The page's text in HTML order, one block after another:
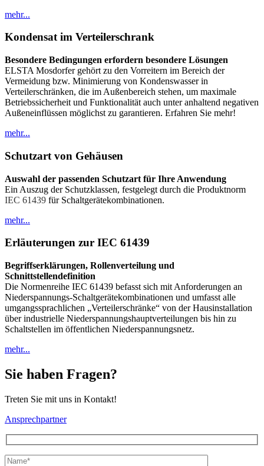
mehr...
Kondensat im Verteilerschrank
Besondere Bedingungen erfordern besondere Lösungen
ELSTA Mosdorfer gehört zu den Vorreitern im Bereich der
Vermeidung bzw. Minimierung von Kondenswasser in
Verteilerschränken, die im Außenbereich stehen, um maximale
Betriebssicherheit und Funktionalität auch unter anhaltend negativen
Außeneinflüssen möglichst zu garantieren. Erfahren Sie mehr!
mehr...
Schutzart von Gehäusen
Auswahl der passenden Schutzart für Ihre Anwendung
Ein Auszug der Schutzklassen, festgelegt durch die Produktnorm
IEC 61439 für Schaltgerätekombinationen.
mehr...
Erläuterungen zur IEC 61439
Begriffserklärungen, Rollenverteilung und
Schnittstellendefinition
Die Normenreihe IEC 61439 befasst sich mit Anforderungen an
Niederspannungs-Schaltgerätekombinationen und umfasst alle
umgangssprachlichen „Verteilerschränke“ von der Hausinstallation
über industrielle Niederspannungshauptverteilungen bis hin zu
Schaltstellen im öffentlichen Niederspannungsnetz.
mehr...
Sie haben Fragen?
Treten Sie mit uns in Kontakt!
Ansprechpartner